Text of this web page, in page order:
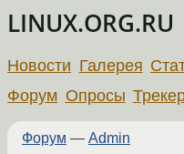
LINUX.ORG.RU
Новости Галерея
Форум Опросы
Форум — Admin